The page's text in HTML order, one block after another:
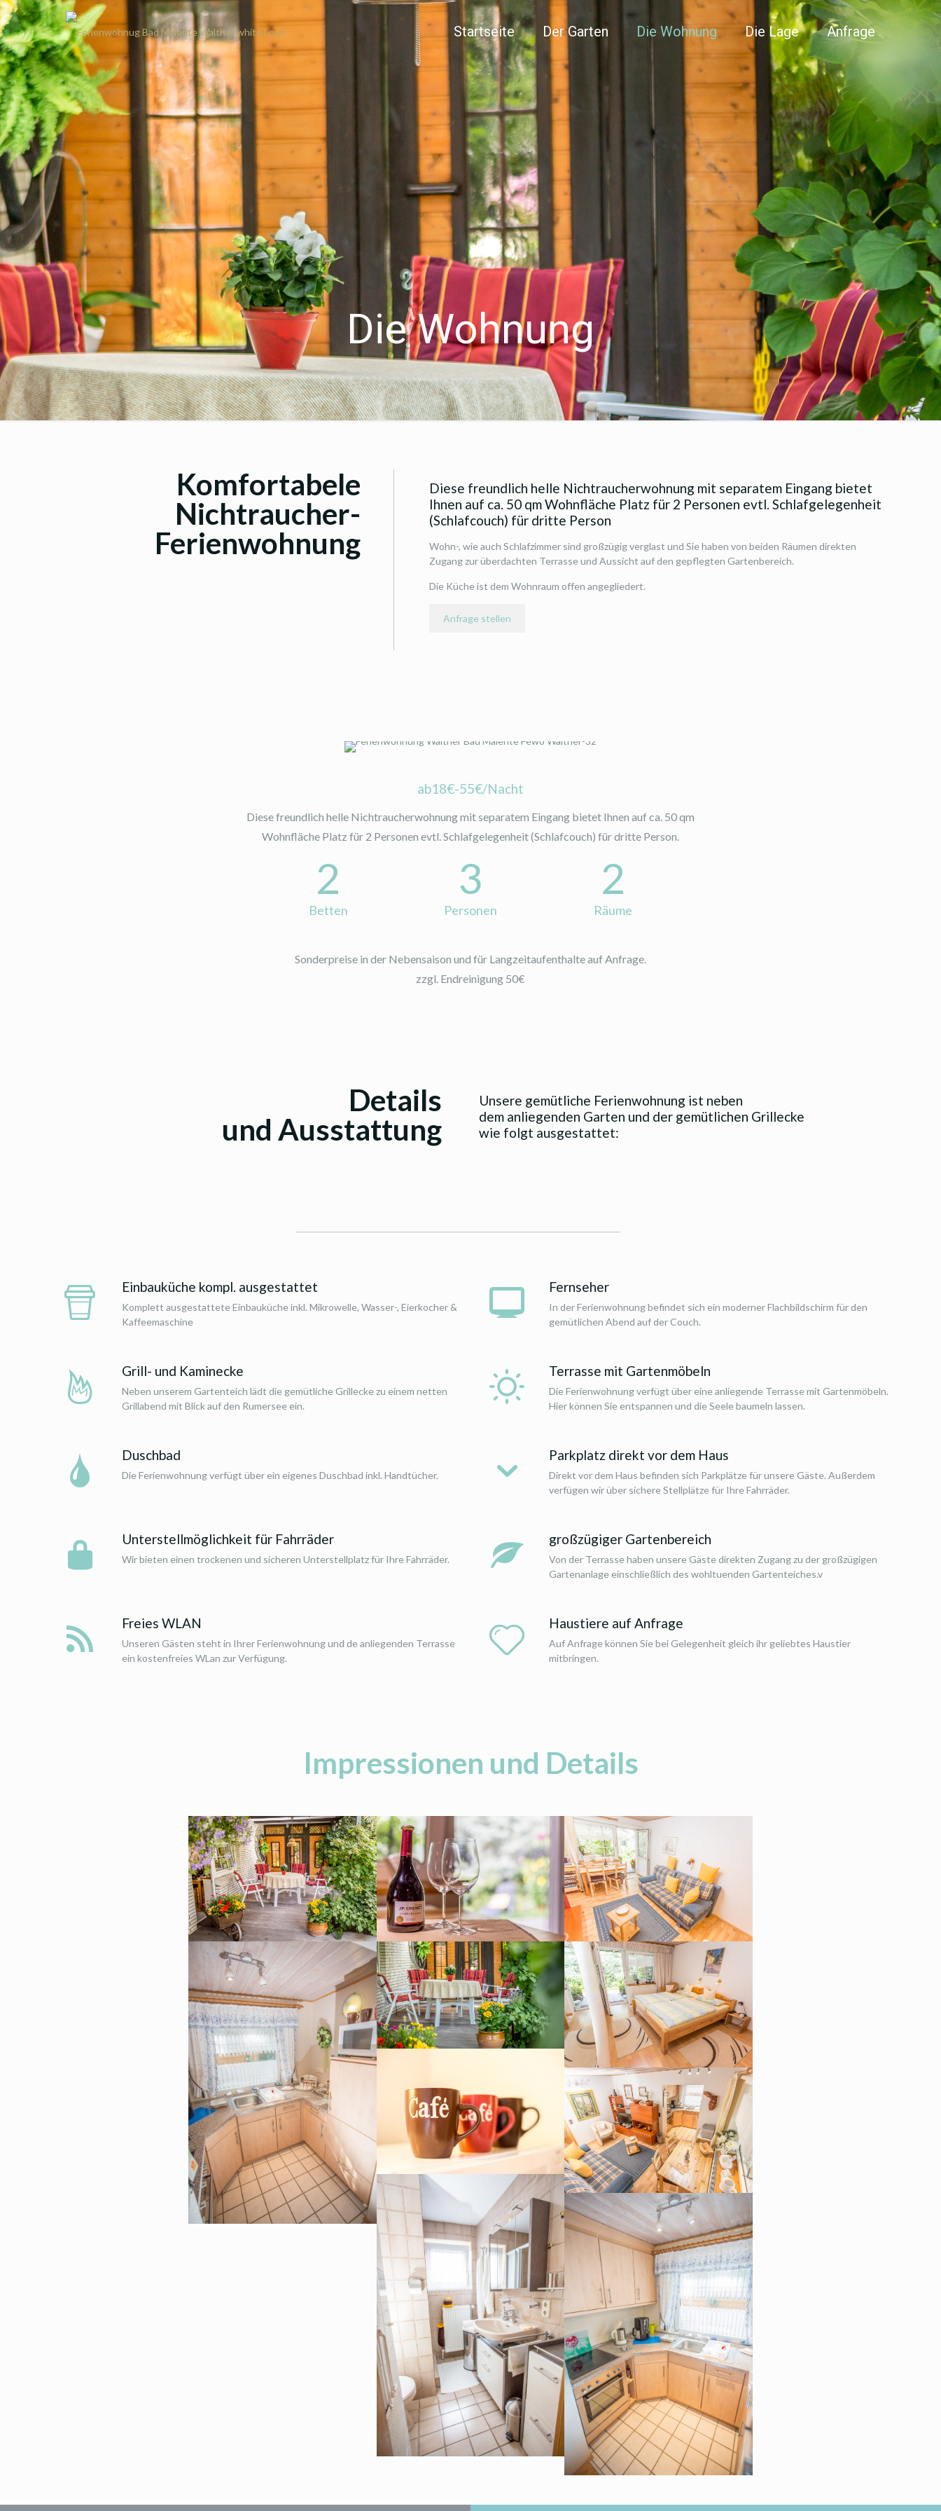
Startseite Der Garten Die Wohnung Die Lage Anfrage
Die Wohnung
Komfortabele
Nichtraucher-
Ferienwohnung
Diese freundlich helle Nichtraucherwohnung mit separatem Eingang bietet
Ihnen auf ca. 50 qm Wohnfläche Platz für 2 Personen evtl. Schlafgelegenheit
(Schlafcouch) für dritte Person
Wohn-, wie auch Schlafzimmer sind großzügig verglast und Sie haben von beiden Räumen direkten
Zugang zur überdachten Terrasse und Aussicht auf den gepflegten Gartenbereich.
Die Küche ist dem Wohnraum offen angegliedert.
Anfrage stellen
ab18€-55€/Nacht
Diese freundlich helle Nichtraucherwohnung mit separatem Eingang bietet Ihnen auf ca. 50 qm
Wohnfläche Platz für 2 Personen evtl. Schlafgelegenheit (Schlafcouch) für dritte Person.
2
Betten
3
Personen
2
Räume
Sonderpreise in der Nebensaison und für Langzeitaufenthalte auf Anfrage.
zzgl. Endreinigung 50€
Details
und Ausstattung
Unsere gemütliche Ferienwohnung ist neben
dem anliegenden Garten und der gemütlichen Grillecke
wie folgt ausgestattet:
Einbauküche kompl. ausgestattet
Komplett ausgestattete Einbauküche inkl. Mikrowelle, Wasser-, Eierkocher &
Kaffeemaschine
Grill- und Kaminecke
Neben unserem Gartenteich lädt die gemütliche Grillecke zu einem netten
Grillabend mit Blick auf den Rumersee ein.
Duschbad
Die Ferienwohnung verfügt über ein eigenes Duschbad inkl. Handtücher.
Unterstellmöglichkeit für Fahrräder
Wir bieten einen trockenen und sicheren Unterstellplatz für Ihre Fahrräder.
Freies WLAN
Unseren Gästen steht in Ihrer Ferienwohnung und de anliegenden Terrasse
ein kostenfreies WLan zur Verfügung.
Fernseher
In der Ferienwohnung befindet sich ein moderner Flachbildschirm für den
gemütlichen Abend auf der Couch.
Terrasse mit Gartenmöbeln
Die Ferienwohnung verfügt über eine anliegende Terrasse mit Gartenmöbeln.
Hier können Sie entspannen und die Seele baumeln lassen.
Parkplatz direkt vor dem Haus
Direkt vor dem Haus befinden sich Parkplätze für unsere Gäste. Außerdem
verfügen wir über sichere Stellplätze für Ihre Fahrräder.
großzügiger Gartenbereich
Von der Terrasse haben unsere Gäste direkten Zugang zu der großzügigen
Gartenanlage einschließlich des wohltuenden Gartenteiches.v
Haustiere auf Anfrage
Auf Anfrage können Sie bei Gelegenheit gleich ihr geliebtes Haustier
mitbringen.
Impressionen und Details